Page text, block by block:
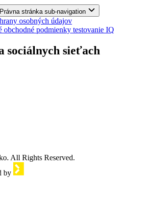
Právna stránka sub-navigation
osobných údajov
obchodné podmienky testovanie IQ
sociálnych sieťach
All Rights Reserved.
by